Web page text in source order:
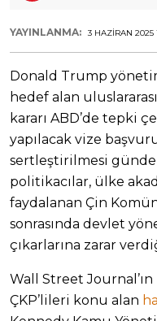
YAYINLANMA: 3 HAZIRAN 2025
Donald Trump
hedef alan
kararı ABD’de tepki
yapılacak vize
sertleştirilmesi
politikacılar, ülke
faydalanan Çin
sonrasında devlet
çıkarlarına zarar
Wall Street
ÇKP’lileri konu alan